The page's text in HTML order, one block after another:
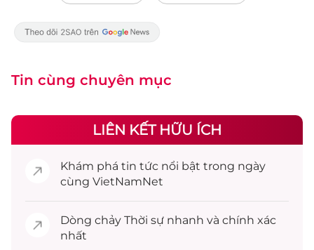
Tin cùng chuyên mục
LIÊN KẾT HỮU ÍCH
Khám phá tin tức nổi bật trong ngày
cùng VietNamNet
Dòng chảy Thời sự nhanh và chính xác
nhất